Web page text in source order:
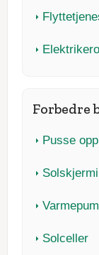
Forbedre
Pusse
Solceller